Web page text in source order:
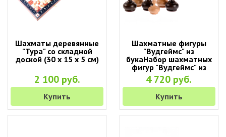
Шахматы деревянные
"Тура" со складной
доской (30 х 15 х 5 см)
2 100 руб.
Купить
Шахматные фигуры
"Вудгеймс" из
букаНабор шахматных
фигур "Вудгеймс" из
бука (без доски)
4 720 руб.
Купить